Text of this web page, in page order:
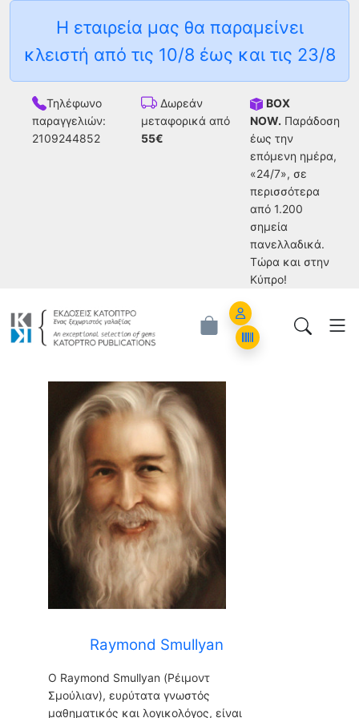
Η εταιρεία μας θα παραμείνει
κλειστή από τις 10/8 έως και τις 23/8
Τηλέφωνο
παραγγελιών:
2109244852
Δωρεάν
μεταφορικά από
55€
BOX
NOW. Παράδοση
έως την
επόμενη ημέρα,
«24/7», σε
περισσότερα
από 1.200
σημεία
πανελλαδικά.
Tώρα και στην
Κύπρο!
Account
Orders
Raymond Smullyan
Raymond Smullyan
Ο Raymond Smullyan (Ρέιμοντ
Σμούλιαν), ευρύτατα γνωστός
μαθηματικός και λογικολόγος, είναι